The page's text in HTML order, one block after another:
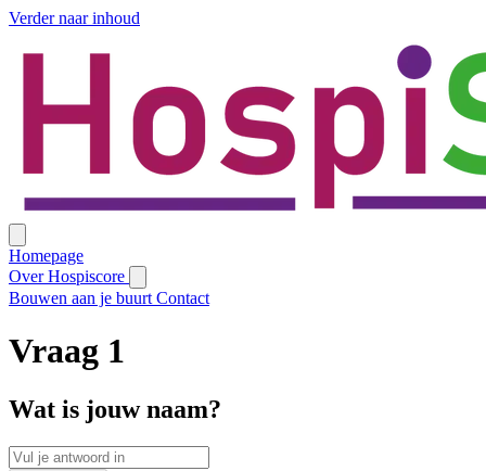
Verder naar inhoud
Homepage
Over Hospiscore
Bouwen aan je buurt Contact
Vraag 1
Wat is jouw naam?